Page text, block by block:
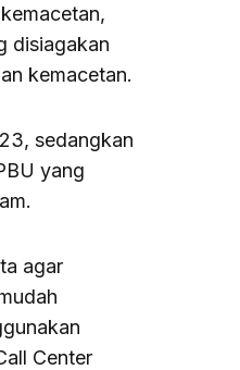
disiagakan
kemacetan.
sedangkan
yang
agar
Center